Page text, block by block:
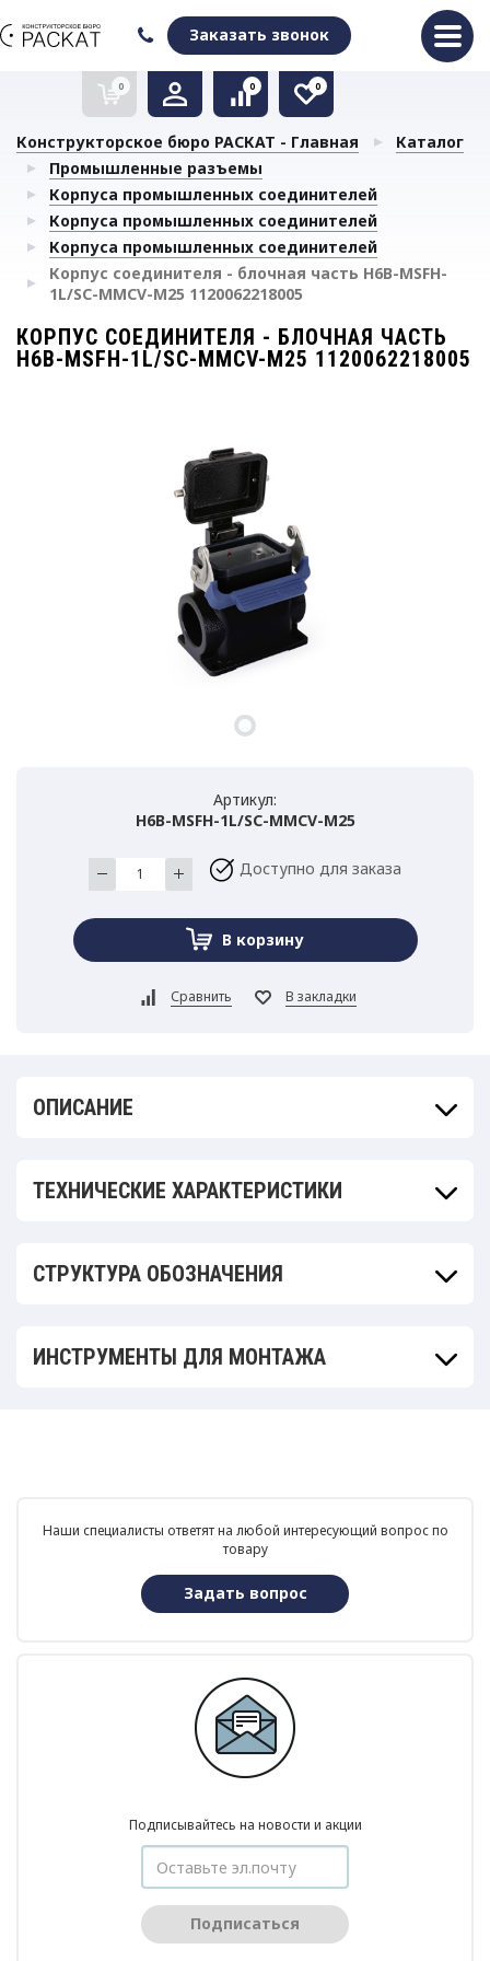
Заказать звонок
0
Очистить список сравнения
0
Очистить избранное
0
Конструкторское бюро РАСКАТ - Главная
Каталог
Промышленные разъемы
Корпуса промышленных соединителей
Корпуса промышленных соединителей
Корпуса промышленных соединителей
Корпус соединителя - блочная часть H6B-MSFH-
1L/SC-MMCV-M25 1120062218005
КОРПУС СОЕДИНИТЕЛЯ - БЛОЧНАЯ ЧАСТЬ
H6B-MSFH-1L/SC-MMCV-M25 1120062218005
Артикул:
H6B-MSFH-1L/SC-MMCV-M25
Доступно для заказа
ОПИСАНИЕ
ТЕХНИЧЕСКИЕ ХАРАКТЕРИСТИКИ
СТРУКТУРА ОБОЗНАЧЕНИЯ
ИНСТРУМЕНТЫ ДЛЯ МОНТАЖА
Наши специалисты ответят на любой интересующий вопрос по
товару
Задать вопрос
Подписывайтесь на новости и акции
Подписаться